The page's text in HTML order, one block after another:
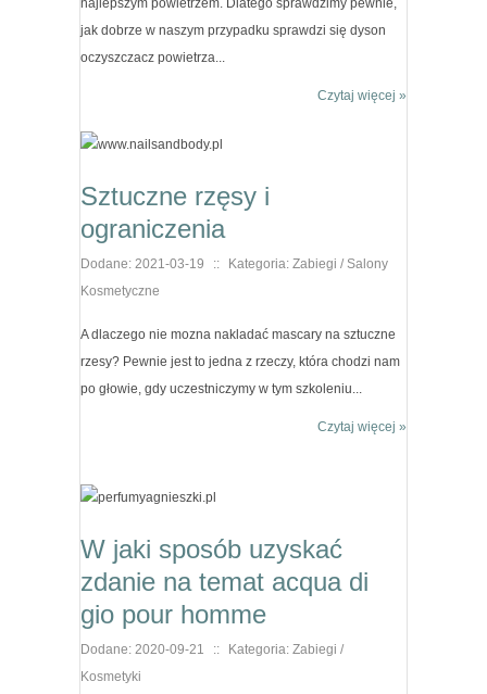
najlepszym powietrzem. Dlatego sprawdzimy pewnie,
jak dobrze w naszym przypadku sprawdzi się dyson
oczyszczacz powietrza...
Czytaj więcej »
Sztuczne rzęsy i
ograniczenia
Dodane: 2021-03-19 ::
Kategoria: Zabiegi / Salony
Kosmetyczne
A dlaczego nie mozna nakladać mascary na sztuczne
rzesy? Pewnie jest to jedna z rzeczy, która chodzi nam
po głowie, gdy uczestniczymy w tym szkoleniu...
Czytaj więcej »
W jaki sposób uzyskać
zdanie na temat acqua di
gio pour homme
Dodane: 2020-09-21 ::
Kategoria: Zabiegi /
Kosmetyki